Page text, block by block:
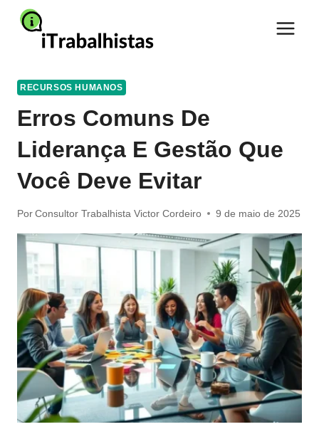
Pular
para
RECURSOS HUMANOS
Erros Comuns De
Liderança E Gestão Que
Você Deve Evitar
Por Consultor Trabalhista Victor Cordeiro 9 de maio de 2025